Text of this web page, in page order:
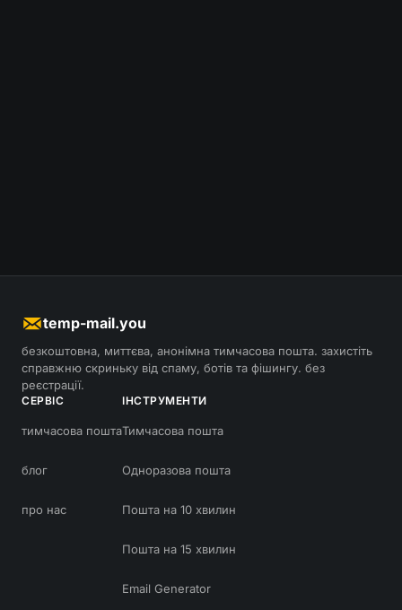
temp-mail.you
безкоштовна, миттєва, анонімна тимчасова пошта. захистіть
справжню скриньку від спаму, ботів та фішингу. без
реєстрації.
СЕРВІС
тимчасова пошта
блог
про нас
ІНСТРУМЕНТИ
Тимчасова пошта
Одноразова пошта
Пошта на 10 хвилин
Пошта на 15 хвилин
Email Generator